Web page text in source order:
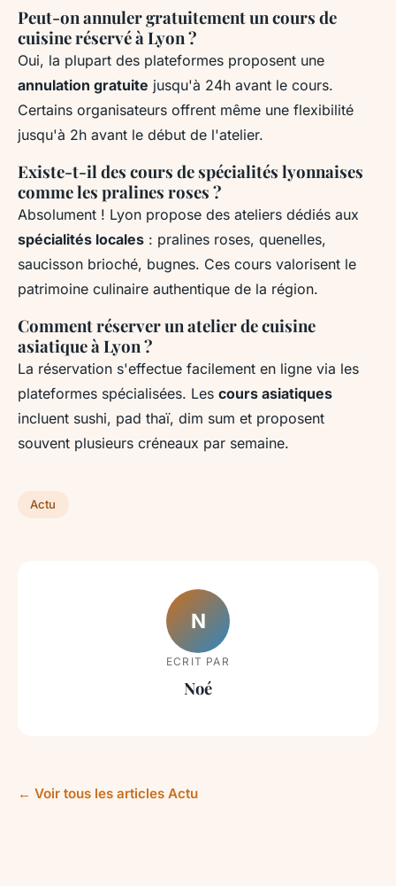
Peut-on annuler gratuitement un cours de
cuisine réservé à Lyon ?
Oui, la plupart des plateformes proposent une
annulation gratuite jusqu'à 24h avant le cours.
Certains organisateurs offrent même une flexibilité
jusqu'à 2h avant le début de l'atelier.
Existe-t-il des cours de spécialités lyonnaises
comme les pralines roses ?
Absolument ! Lyon propose des ateliers dédiés aux
spécialités locales : pralines roses, quenelles,
saucisson brioché, bugnes. Ces cours valorisent le
patrimoine culinaire authentique de la région.
Comment réserver un atelier de cuisine
asiatique à Lyon ?
La réservation s'effectue facilement en ligne via les
plateformes spécialisées. Les cours asiatiques
incluent sushi, pad thaï, dim sum et proposent
souvent plusieurs créneaux par semaine.
Actu
N
ECRIT PAR
Noé
← Voir tous les articles Actu